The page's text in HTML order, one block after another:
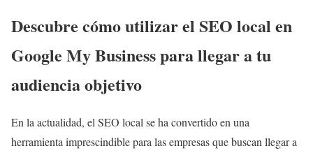
Descubre cómo utilizar el SEO local en
Google My Business para llegar a tu
audiencia objetivo
En la actualidad, el SEO local se ha convertido en una
herramienta imprescindible para las empresas que buscan llegar a